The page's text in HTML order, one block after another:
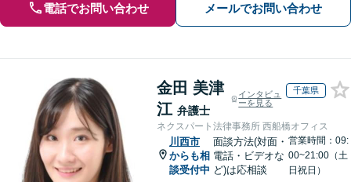
電話でお問い合わせ メールでお問い合わせ
金田 美津
江 弁護士
インタビュ
ーを見る
千葉県
ネクスパート法律事務所 西船橋オフィス
川西市
からも相
談受付中
面談方法(対面・
電話・ビデオな
ど)は応相談
営業時間：09:
00~21:00（土
日祝日）